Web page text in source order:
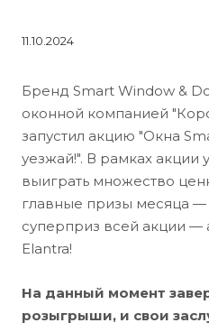
11.10.2024
Бренд Smart Window &
оконной компанией
запустил акцию "Окна
уезжай!". В рамках акции
выиграть множество
главные призы месяца —
суперприз всей акции —
Elantra!
На данный момент
розыгрыши, и свои